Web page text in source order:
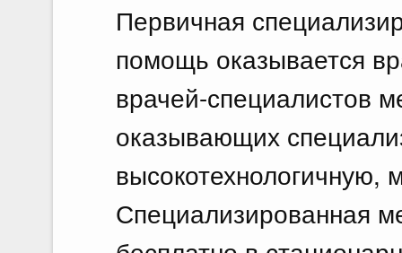
Первичная
помощь оказывается
врачей-специалистов
оказывающих
Специализированная